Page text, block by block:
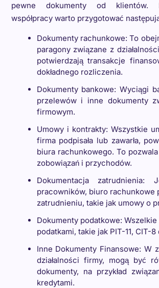
pewne dokumenty od klientów.
współpracy warto przygotować
Dokumenty rachunkowe: To
paragony związane z
potwierdzają transakcje
dokładnego rozliczenia.
Dokumenty bankowe: Wyciągi
przelewów i inne dokumenty
firmowym.
Umowy i kontrakty: Wszystkie
firma podpisała lub zawarła,
biura rachunkowego. To
zobowiązań i przychodów.
Dokumentacja zatrudnienia:
pracowników, biuro
zatrudnieniu, takie jak umowy o
Dokumenty podatkowe:
podatkami, takie jak PIT-11, CIT-
Inne Dokumenty Finansowe: W
działalności firmy, mogą być
dokumenty, na przykład
kredytami.